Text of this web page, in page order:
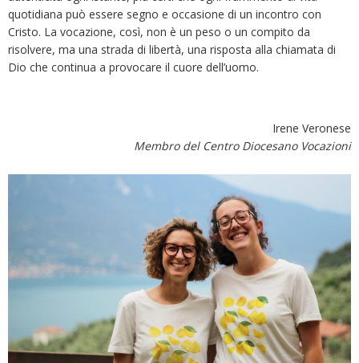
quotidiana può essere segno e occasione di un incontro con
Cristo. La vocazione, così, non è un peso o un compito da
risolvere, ma una strada di libertà, una risposta alla chiamata di
Dio che continua a provocare il cuore dell’uomo.
Irene Veronese
Membro del Centro Diocesano Vocazioni